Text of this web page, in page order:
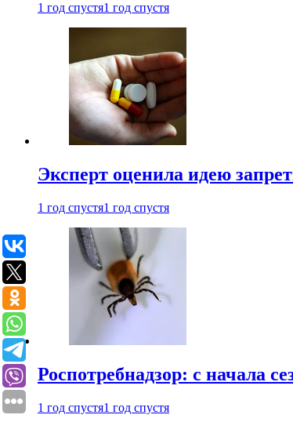
1 год спустя1 год спустя
Эксперт оценила идею
1 год спустя1 год спустя
Роспотребнадзор: с начала
1 год спустя1 год спустя